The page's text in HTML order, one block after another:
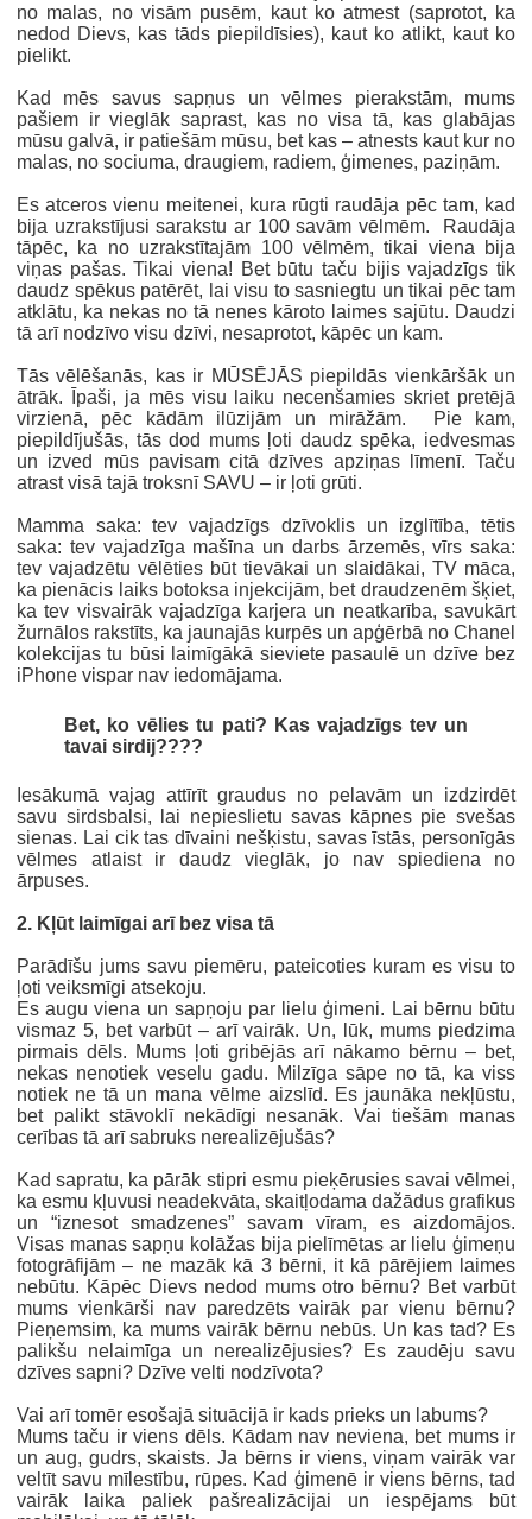
no malas, no visām pusēm, kaut ko atmest (saprotot, ka
nedod Dievs, kas tāds piepildīsies), kaut ko atlikt, kaut ko
pielikt.
Kad mēs savus sapņus un vēlmes pierakstām, mums
pašiem ir vieglāk saprast, kas no visa tā, kas glabājas
mūsu galvā, ir patiešām mūsu, bet kas – atnests kaut kur no
malas, no sociuma, draugiem, radiem, ģimenes, paziņām.
Es atceros vienu meitenei, kura rūgti raudāja pēc tam, kad
bija uzrakstījusi sarakstu ar 100 savām vēlmēm. Raudāja
tāpēc, ka no uzrakstītajām 100 vēlmēm, tikai viena bija
viņas pašas. Tikai viena! Bet būtu taču bijis vajadzīgs tik
daudz spēkus patērēt, lai visu to sasniegtu un tikai pēc tam
atklātu, ka nekas no tā nenes kāroto laimes sajūtu. Daudzi
tā arī nodzīvo visu dzīvi, nesaprotot, kāpēc un kam.
Tās vēlēšanās, kas ir MŪSĒJĀS piepildās vienkāršāk un
ātrāk. Īpaši, ja mēs visu laiku necenšamies skriet pretējā
virzienā, pēc kādām ilūzijām un mirāžām. Pie kam,
piepildījušās, tās dod mums ļoti daudz spēka, iedvesmas
un izved mūs pavisam citā dzīves apziņas līmenī. Taču
atrast visā tajā troksnī SAVU – ir ļoti grūti.
Mamma saka: tev vajadzīgs dzīvoklis un izglītība, tētis
saka: tev vajadzīga mašīna un darbs ārzemēs, vīrs saka:
tev vajadzētu vēlēties būt tievākai un slaidākai, TV māca,
ka pienācis laiks botoksa injekcijām, bet draudzenēm šķiet,
ka tev visvairāk vajadzīga karjera un neatkarība, savukārt
žurnālos rakstīts, ka jaunajās kurpēs un apģērbā no Chanel
kolekcijas tu būsi laimīgākā sieviete pasaulē un dzīve bez
iPhone vispar nav iedomājama.
Bet, ko vēlies tu pati? Kas vajadzīgs tev un
tavai sirdij????
Iesākumā vajag attīrīt graudus no pelavām un izdzirdēt
savu sirdsbalsi, lai nepieslietu savas kāpnes pie svešas
sienas. Lai cik tas dīvaini nešķistu, savas īstās, personīgās
vēlmes atlaist ir daudz vieglāk, jo nav spiediena no
ārpuses.
2. Kļūt laimīgai arī bez visa tā
Parādīšu jums savu piemēru, pateicoties kuram es visu to
ļoti veiksmīgi atsekoju.
Es augu viena un sapņoju par lielu ģimeni. Lai bērnu būtu
vismaz 5, bet varbūt – arī vairāk. Un, lūk, mums piedzima
pirmais dēls. Mums ļoti gribējās arī nākamo bērnu – bet,
nekas nenotiek veselu gadu. Milzīga sāpe no tā, ka viss
notiek ne tā un mana vēlme aizslīd. Es jaunāka nekļūstu,
bet palikt stāvoklī nekādīgi nesanāk. Vai tiešām manas
cerības tā arī sabruks nerealizējušās?
Kad sapratu, ka pārāk stipri esmu pieķērusies savai vēlmei,
ka esmu kļuvusi neadekvāta, skaitļodama dažādus grafikus
un “iznesot smadzenes” savam vīram, es aizdomājos.
Visas manas sapņu kolāžas bija pielīmētas ar lielu ģimeņu
fotogrāfijām – ne mazāk kā 3 bērni, it kā pārējiem laimes
nebūtu. Kāpēc Dievs nedod mums otro bērnu? Bet varbūt
mums vienkārši nav paredzēts vairāk par vienu bērnu?
Pieņemsim, ka mums vairāk bērnu nebūs. Un kas tad? Es
palikšu nelaimīga un nerealizējusies? Es zaudēju savu
dzīves sapni? Dzīve velti nodzīvota?
Vai arī tomēr esošajā situācijā ir kads prieks un labums?
Mums taču ir viens dēls. Kādam nav neviena, bet mums ir
un aug, gudrs, skaists. Ja bērns ir viens, viņam vairāk var
veltīt savu mīlestību, rūpes. Kad ģimenē ir viens bērns, tad
vairāk laika paliek pašrealizācijai un iespējams būt